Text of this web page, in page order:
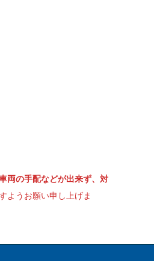
両の手配などが出来ず、対
ようお願い申し上げま